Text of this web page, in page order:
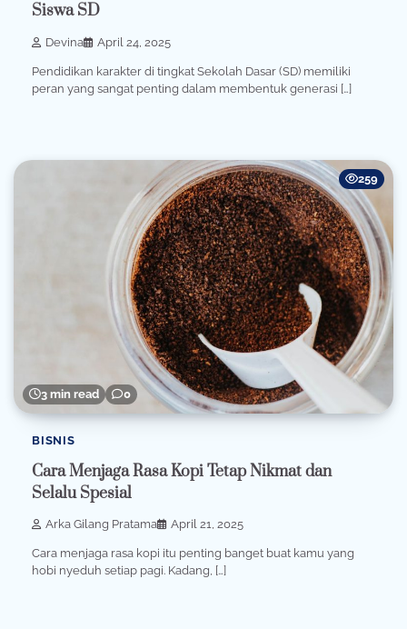
Siswa SD
Devina April 24, 2025
Pendidikan karakter di tingkat Sekolah Dasar (SD) memiliki
peran yang sangat penting dalam membentuk generasi […]
3 min read 0
259
BISNIS
Cara Menjaga Rasa Kopi Tetap Nikmat dan
Selalu Spesial
Arka Gilang Pratama April 21, 2025
Cara menjaga rasa kopi itu penting banget buat kamu yang
hobi nyeduh setiap pagi. Kadang, […]